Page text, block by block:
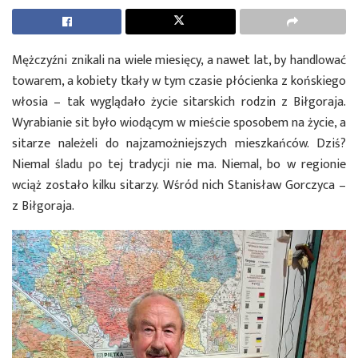
Mężczyźni znikali na wiele miesięcy, a nawet lat, by handlować
towarem, a kobiety tkały w tym czasie płócienka z końskiego
włosia – tak wyglądało życie sitarskich rodzin z Biłgoraja.
Wyrabianie sit było wiodącym w mieście sposobem na życie, a
sitarze należeli do najzamożniejszych mieszkańców. Dziś?
Niemal śladu po tej tradycji nie ma. Niemal, bo w regionie
wciąż zostało kilku sitarzy. Wśród nich Stanisław Gorczyca –
z Biłgoraja.